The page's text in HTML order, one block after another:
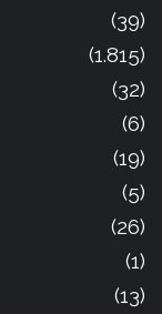
(39)
(1.815)
(32)
(6)
(19)
(5)
(26)
(1)
(13)